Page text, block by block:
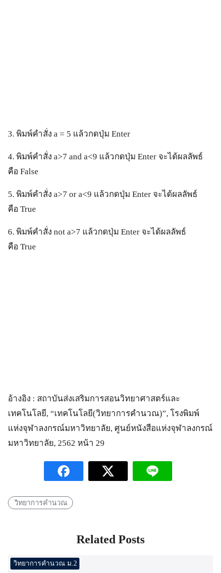
3. พิมพ์คำสั่ง a = 5 แล้วกดปุ่ม Enter
4. พิมพ์คำสั่ง a>7 and a<9 แล้วกดปุ่ม Enter จะได้ผลลัพธ์
คือ False
5. พิมพ์คำสั่ง a>7 or a<9 แล้วกดปุ่ม Enter จะได้ผลลัพธ์
คือ True
6. พิมพ์คำสั่ง not a>7 แล้วกดปุ่ม Enter จะได้ผลลัพธ์
คือ True
อ้างอิง : สถาบันส่งเสริมการสอนวิทยาศาสตร์และ
เทคโนโลยี, “เทคโนโลยี(วิทยาการคำนวณ)”, โรงพิมพ์
แห่งจุฬาลงกรณ์มหาวิทยาลัย, ศูนย์หนังสือแห่งจุฬาลงกรณ์
มหาวิทยาลัย, 2562 หน้า 29
วิทยาการคำนวณ
Related Posts
วิทยาการคำนวณ ม.2